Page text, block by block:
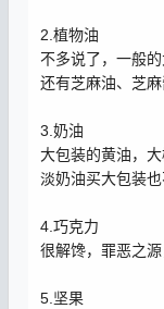
2.植物油
不多说了，一般
还有芝麻油、芝麻
3.奶油
大包装的黄油，
淡奶油买大包装
4.巧克力
很解馋，罪恶之
5.坚果